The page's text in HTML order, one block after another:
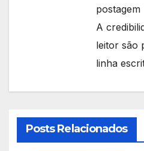
A
leitor são
linha
Posts Relacionados